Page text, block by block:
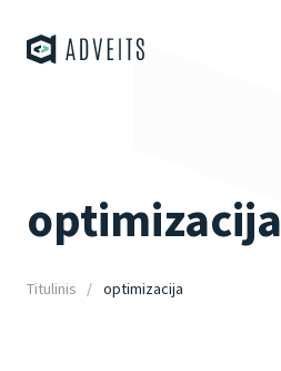
optimizacija
Titulinis optimizacija